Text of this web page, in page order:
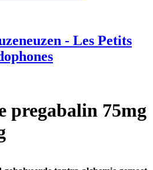
- Les Petits
pregabalin 75mg